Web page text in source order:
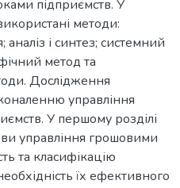
підприємств. У
методи:
і синтез; системний
метод та
Дослідження
управління
У першому розділі
управління грошовими
та класифікацію
їх ефективного